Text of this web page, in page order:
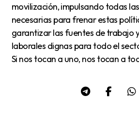
movilización, impulsando todas
necesarias para frenar estas
garantizar las fuentes de trabajo
laborales dignas para todo el
Si nos tocan a uno, nos tocan a